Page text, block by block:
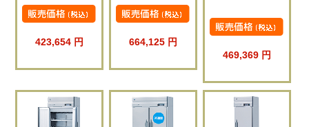
423,654 円 664,125 円
469,369 円